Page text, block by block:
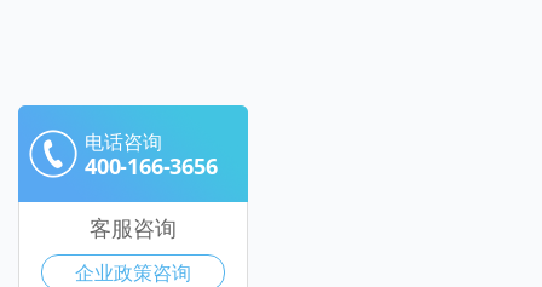
电话咨询
400-166-3656
客服咨询
企业政策咨询